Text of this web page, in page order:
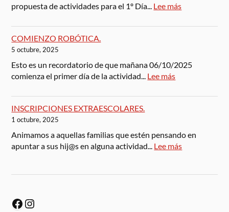
propuesta de actividades para el 1º Día... Lee más
COMIENZO ROBÓTICA.
5 octubre, 2025
Esto es un recordatorio de que mañana 06/10/2025
comienza el primer día de la actividad... Lee más
INSCRIPCIONES EXTRAESCOLARES.
1 octubre, 2025
Animamos a aquellas familias que estén pensando en
apuntar a sus hij@s en alguna actividad... Lee más